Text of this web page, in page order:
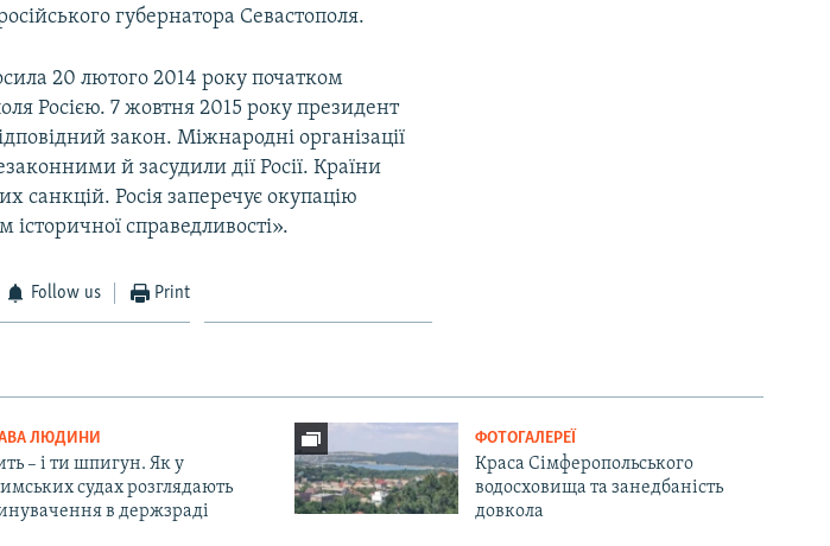
губернатора Севастополя.
20 лютого 2014 року початком
Росією. 7 жовтня 2015 року президент
закон. Міжнародні організації
й засудили дії Росії. Країни
санкцій. Росія заперечує окупацію
історичної справедливості».
Follow us Print
ЛЮДИНИ
– і ти шпигун. Як у
судах розглядають
в держзраді
ФОТОГАЛЕРЕЇ
Краса Сімферопольського
водосховища та занедбаність
довкола